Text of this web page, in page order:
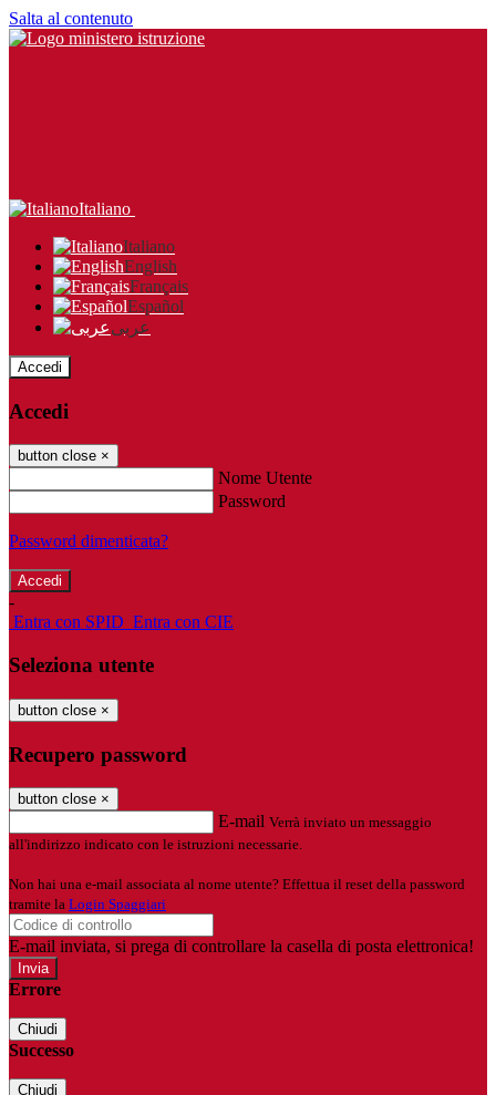
Salta al contenuto
Italiano
Italiano
English
Français
Español
عربى
Accedi
Accedi
button close ×
Nome Utente
Password
Password dimenticata?
-
Entra con SPID Entra con CIE
Seleziona utente
button close ×
Recupero password
button close ×
E-mail Verrà inviato un messaggio
all'indirizzo indicato con le istruzioni necessarie.
Non hai una e-mail associata al nome utente? Effettua il reset della password
tramite la Login Spaggiari
E-mail inviata, si prega di controllare la casella di posta elettronica!
Errore
Chiudi
Successo
Chiudi